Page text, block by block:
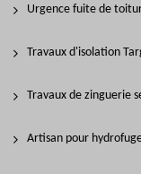
Urgence fuite de
Travaux d'isolation
Travaux de zinguerie
Artisan pour